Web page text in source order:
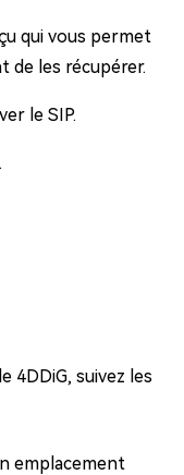
qui vous permet
de les récupérer.
le SIP.
4DDiG, suivez les
emplacement